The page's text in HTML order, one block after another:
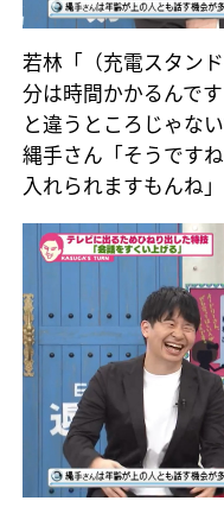
若林「（充電スタン
分は時間かかるんで
と違うところじゃない
縄手さん「そうです
入れられますもんね」